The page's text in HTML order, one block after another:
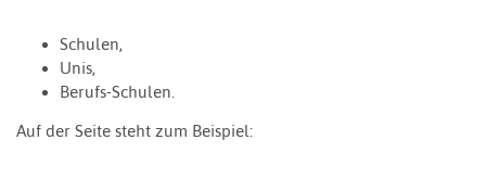
Schulen,
Unis,
Berufs-Schulen.
Auf der Seite steht zum Beispiel: